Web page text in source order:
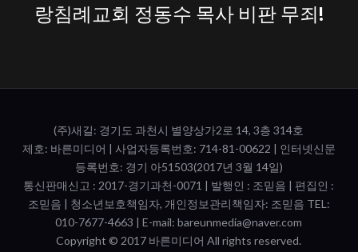
랑침례교회 정동수 목사 비판 무죄!
(주)새길: 경기도 과천시 별양상가2로 14, 3층 314호
제호: 바른미디어 | 사업자등록번호: 714-81-00622 | 인터넷신문
등록번호: 경기 아51503(2017년 3월 14일)
통신판매신고 : 2017-경기과천-0071​ | 발행인 : 조믿음 | 편집인 :
조믿음 | 청소년보호책임자, 개인정보관리책임자: 조믿음 TEL:
010-7677-4663 | E-mail: bareunmedia@naver.com
Copyright © 2017 바른미디어 All rights reserved.